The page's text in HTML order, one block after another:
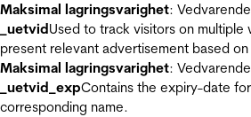
Maksimal lagringsvarighet: Vedvarende
_uetvidUsed to track visitors on
present relevant advertisement based
Maksimal lagringsvarighet: Vedvarende
_uetvid_expContains the expiry-date
corresponding name.